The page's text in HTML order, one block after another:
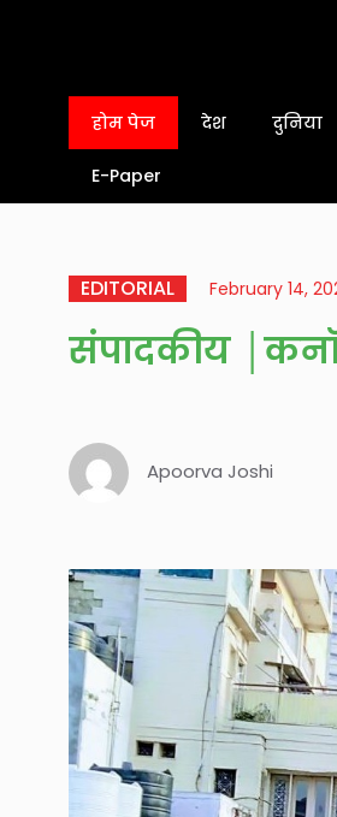
होम पेज देश दुनिया
E-Paper
EDITORIAL February 14,
संपादकीय
Apoorva Joshi